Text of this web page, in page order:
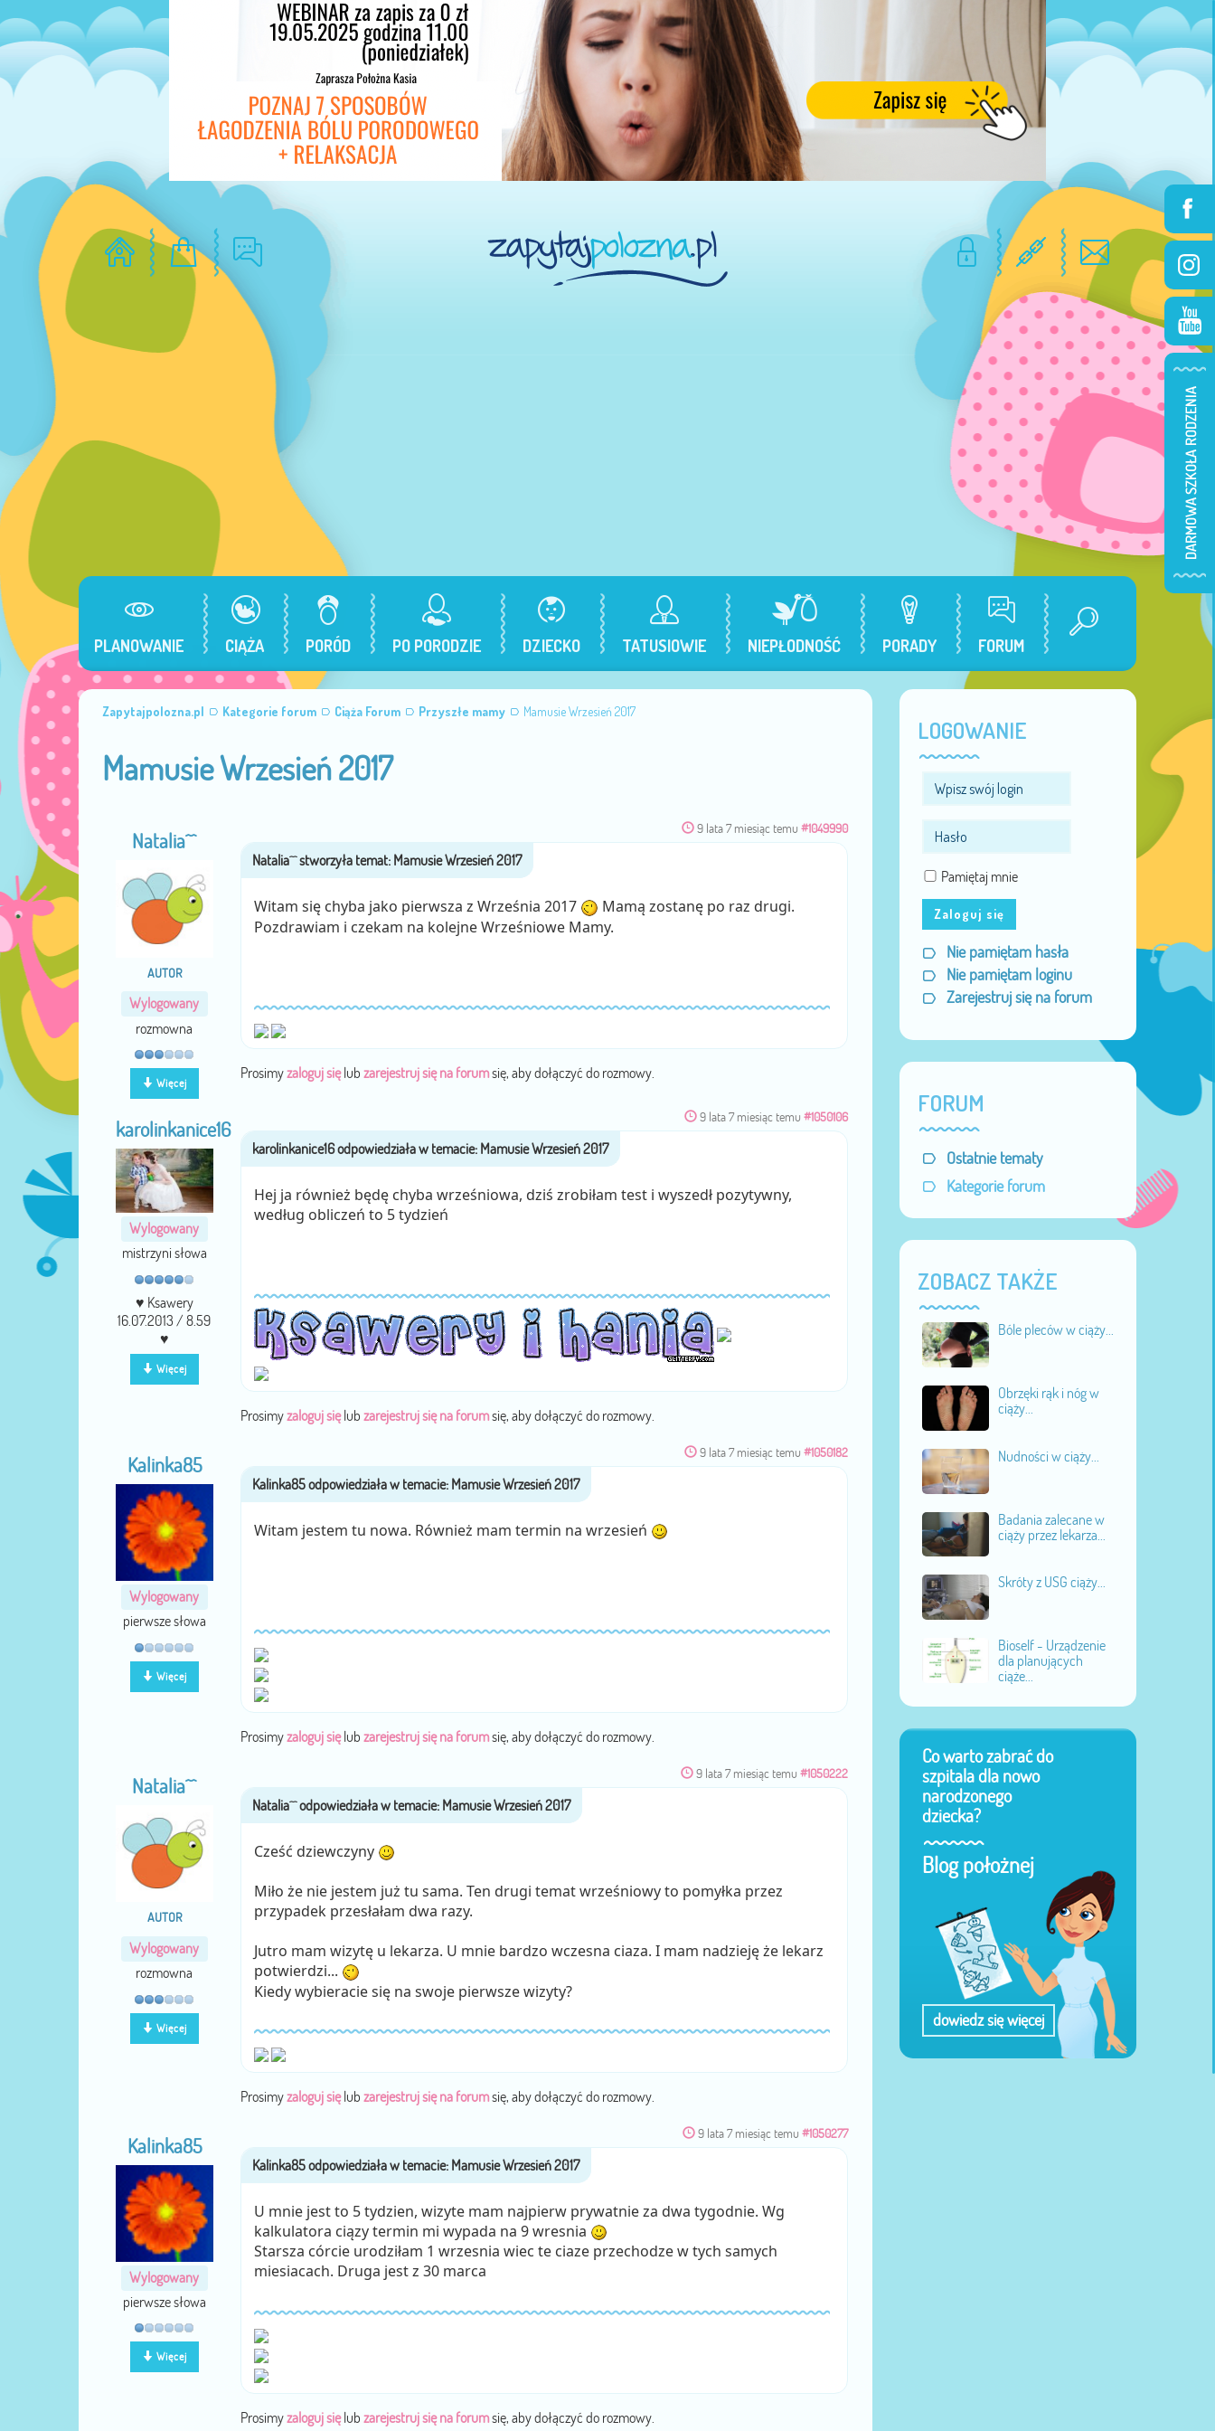
PLANOWANIE CIĄŻA PORÓD PO PORODZIE DZIECKO TATUSIOWIE NIEPŁODNOŚĆ PORADY FORUM
Zapytajpolozna.pl Kategorie forum Ciąża Forum Przyszłe mamy Mamusie Wrzesień 2017
Mamusie Wrzesień 2017
Natalia^^
AUTOR
Wylogowany
rozmowna
Więcej
9 lata 7 miesiąc temu #1049990
Witam się chyba jako pierwsza z Września 2017
Mamą zostanę po raz drugi.
Pozdrawiam i czekam na kolejne Wrześniowe Mamy.
Prosimyzaloguj sięlub zarejestruj się na forumsię, aby dołączyć do rozmowy.
karolinkanice16
Wylogowany
mistrzyni słowa
♥ Ksawery
16.07.2013 / 8.59
♥
Więcej
9 lata 7 miesiąc temu #1050106
Hej ja również będę chyba wrześniowa, dziś zrobiłam test i wyszedł pozytywny,
według obliczeń to 5 tydzień
Prosimyzaloguj sięlub zarejestruj się na forumsię, aby dołączyć do rozmowy.
Kalinka85
Wylogowany
pierwsze słowa
Więcej
9 lata 7 miesiąc temu #1050182
Witam jestem tu nowa. Również mam termin na wrzesień
Prosimyzaloguj sięlub zarejestruj się na forumsię, aby dołączyć do rozmowy.
Natalia^^
AUTOR
Wylogowany
rozmowna
Więcej
9 lata 7 miesiąc temu #1050222
Cześć dziewczyny
Miło że nie jestem już tu sama. Ten drugi temat wrześniowy to pomyłka przez
przypadek przesłałam dwa razy.
Jutro mam wizytę u lekarza. U mnie bardzo wczesna ciaza. I mam nadzieję że lekarz
potwierdzi...
Kiedy wybieracie się na swoje pierwsze wizyty?
Prosimyzaloguj sięlub zarejestruj się na forumsię, aby dołączyć do rozmowy.
Kalinka85
Wylogowany
pierwsze słowa
Więcej
9 lata 7 miesiąc temu #1050277
U mnie jest to 5 tydzien, wizyte mam najpierw prywatnie za dwa tygodnie. Wg
kalkulatora ciązy termin mi wypada na 9 wresnia
Starsza córcie urodziłam 1 wrzesnia wiec te ciaze przechodze w tych samych
miesiacach. Druga jest z 30 marca
Prosimyzaloguj sięlub zarejestruj się na forumsię, aby dołączyć do rozmowy.
LOGOWANIE
Pamiętaj mnie
Zaloguj się
Nie pamiętam hasła
Nie pamiętam loginu
Zarejestruj się na forum
FORUM
Ostatnie tematy
Kategorie forum
ZOBACZ TAKŻE
Bóle pleców w ciąży...
Obrzęki rąk i nóg w
ciąży...
Nudności w ciąży...
Badania zalecane w
ciąży przez lekarza...
Skróty z USG ciąży...
Bioself - Urządzenie
dla planujących
ciąże...
Co warto zabrać do
szpitala dla nowo
narodzonego
dziecka?
Blog położnej
dowiedz się więcej